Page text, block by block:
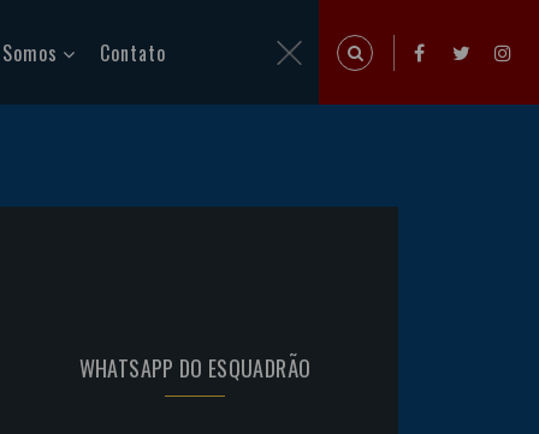
Contato
WHATSAPP DO ESQUADRÃO